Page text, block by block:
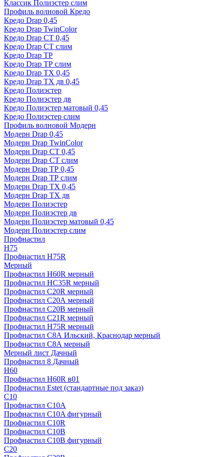
Классик Полиэстер слим
Профиль волновой Кредо
Кредо Drap 0,45
Кредо Drap TwinColor
Кредо Drap СТ 0,45
Кредо Drap СТ слим
Кредо Drap ТР
Кредо Drap ТР слим
Кредо Drap ТХ 0,45
Кредо Drap ТХ дв 0,45
Кредо Полиэстер
Кредо Полиэстер дв
Кредо Полиэстер матовый 0,45
Кредо Полиэстер слим
Профиль волновой Модерн
Модерн Drap 0,45
Модерн Drap TwinColor
Модерн Drap СТ 0,45
Модерн Drap СТ слим
Модерн Drap ТР 0,45
Модерн Drap ТР слим
Модерн Drap ТХ 0,45
Модерн Drap ТХ дв
Модерн Полиэстер
Модерн Полиэстер дв
Модерн Полиэстер матовый 0,45
Модерн Полиэстер слим
Профнастил
H75
Профнастил H75R
Мерный
Профнастил H60R мерный
Профнастил HC35R мерный
Профнастил С20R мерный
Профнастил С20А мерный
Профнастил С20В мерный
Профнастил С21R мерный
Профнастил Н75R мерный
Профнастил С8А Ильский, Краснодар мерный
Профнастил С8А мерный
Мерный лист Дачный
Профнастил 8 Дачный
Н60
Профнастил H60R в01
Профнастил Estet (стандартные под заказ)
C10
Профнастил С10A
Профнастил С10A фигурный
Профнастил С10R
Профнастил С10В
Профнастил С10В фигурный
C20